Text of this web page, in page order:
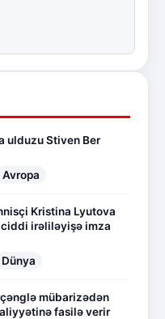
ulduzu Stiven Ber
Avropa
Kristina Lyutova
irəliləyişə imza
Dünya
mübarizədən
fasilə verir